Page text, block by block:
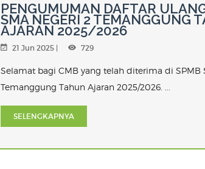
PENGUMUMAN DAFTAR
SMA NEGERI 2 TEMANGGUNG
AJARAN 2025/2026
21 Jun 2025 | 729
Selamat bagi CMB yang telah diterima di SPMB
Temanggung Tahun Ajaran 2025/2026. ...
SELENGKAPNYA